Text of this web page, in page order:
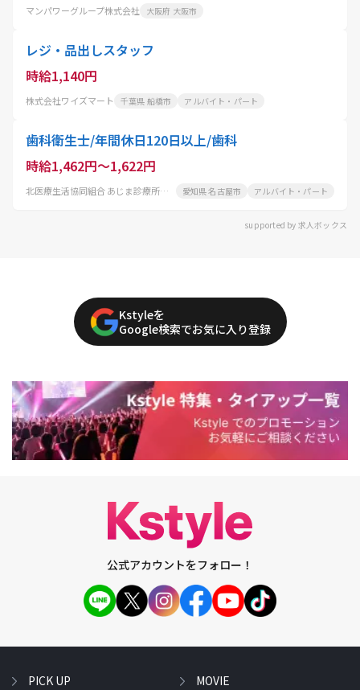
マンパワーグループ株式会社 大阪府 大阪市
レジ・品出しスタッフ
時給1,140円
株式会社ワイズマート 千葉県 船橋市 アルバイト・パート
歯科衛生士/年間休日120日以上/歯科
時給1,462円～1,622円
北医療生活協同組合 あじま診療所歯科 愛知県 名古屋市 アルバイト・パート
supported by 求人ボックス
Kstyleを
Google検索でお気に入り登録
公式アカウントをフォロー！
PICK UP MOVIE